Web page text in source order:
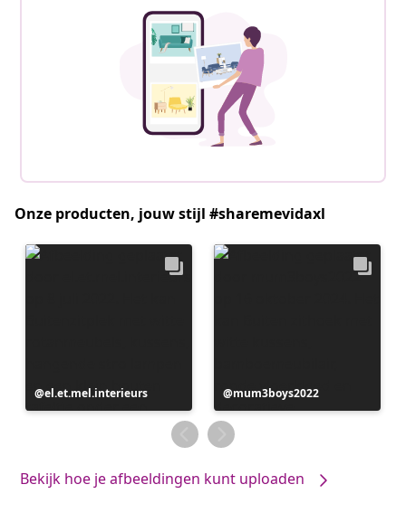
Onze producten, jouw stijl #sharemevidaxl
Bericht
gepubliceerd
el.et.mel.interieurs
Bericht
gepubliceerd
door
mum3boys2022
Bekijk hoe je afbeeldingen kunt uploaden